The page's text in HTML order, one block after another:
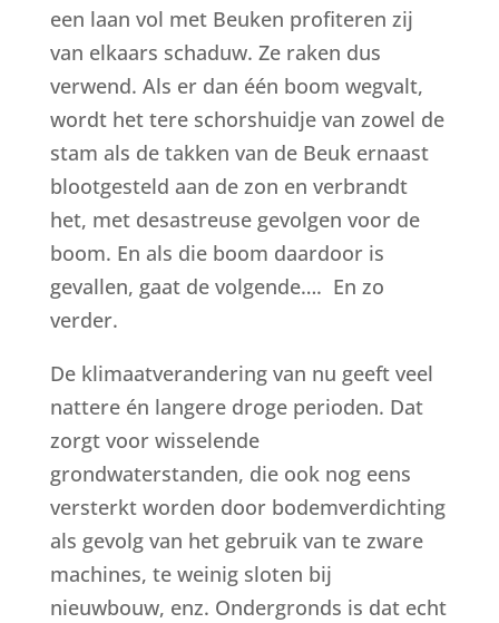
een laan vol met Beuken profiteren zij
van elkaars schaduw. Ze raken dus
verwend. Als er dan één boom wegvalt,
wordt het tere schorshuidje van zowel de
stam als de takken van de Beuk ernaast
blootgesteld aan de zon en verbrandt
het, met desastreuse gevolgen voor de
boom. En als die boom daardoor is
gevallen, gaat de volgende…. En zo
verder.
De klimaatverandering van nu geeft veel
nattere én langere droge perioden. Dat
zorgt voor wisselende
grondwaterstanden, die ook nog eens
versterkt worden door bodemverdichting
als gevolg van het gebruik van te zware
machines, te weinig sloten bij
nieuwbouw, enz. Ondergronds is dat echt